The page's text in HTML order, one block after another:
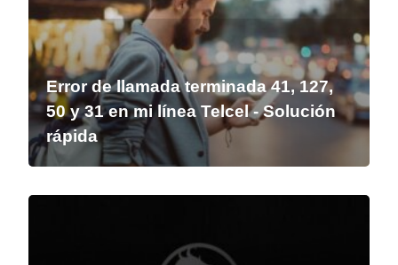
Error de llamada terminada 41, 127,
50 y 31 en mi línea Telcel - Solución
rápida